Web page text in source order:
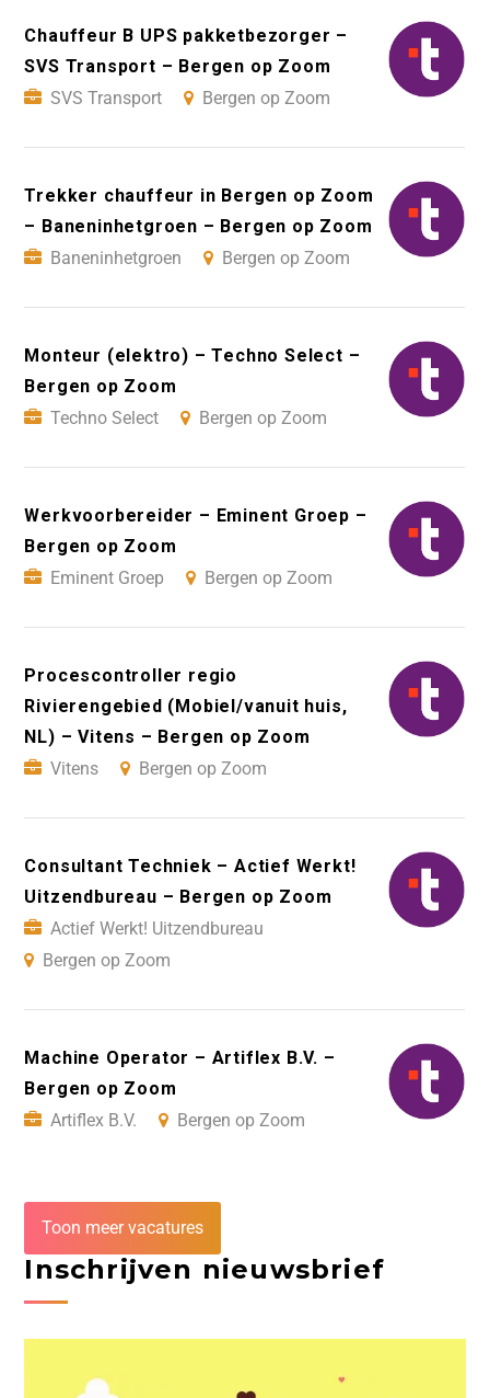
Chauffeur B UPS pakketbezorger –
SVS Transport – Bergen op Zoom
SVS Transport
Bergen op Zoom
Trekker chauffeur in Bergen op Zoom
– Baneninhetgroen – Bergen op Zoom
Baneninhetgroen
Bergen op Zoom
Monteur (elektro) – Techno Select –
Bergen op Zoom
Techno Select
Bergen op Zoom
Werkvoorbereider – Eminent Groep –
Bergen op Zoom
Eminent Groep
Bergen op Zoom
Procescontroller regio
Rivierengebied (Mobiel/vanuit huis,
NL) – Vitens – Bergen op Zoom
Vitens
Bergen op Zoom
Consultant Techniek – Actief Werkt!
Uitzendbureau – Bergen op Zoom
Actief Werkt! Uitzendbureau
Bergen op Zoom
Machine Operator – Artiflex B.V. –
Bergen op Zoom
Artiflex B.V.
Bergen op Zoom
Toon meer vacatures
Inschrijven nieuwsbrief